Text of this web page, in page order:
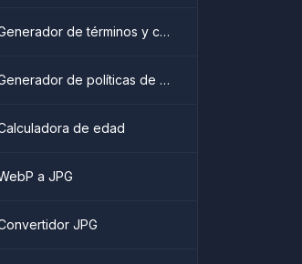
Generador de términos y condiciones
Generador de políticas de privacidad
de edad
a JPG
JPG